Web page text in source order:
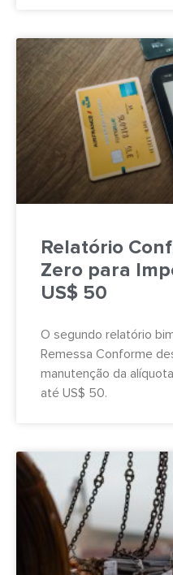
Relatório
Zero para
US$ 50
O segundo relatório
Remessa Conforme
manutenção da
até US$ 50.